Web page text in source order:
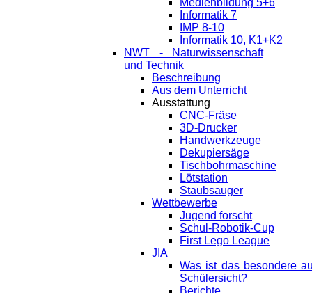
Medienbildung 5+6
Informatik 7
IMP 8-10
Informatik 10, K1+K2
NWT - Naturwissenschaft
und Technik
Beschreibung
Aus dem Unterricht
Ausstattung
CNC-Fräse
3D-Drucker
Handwerkzeuge
Dekupiersäge
Tischbohrmaschine
Lötstation
Staubsauger
Wettbewerbe
Jugend forscht
Schul-Robotik-Cup
First Lego League
JIA
Was ist das besondere
Schülersicht?
Berichte